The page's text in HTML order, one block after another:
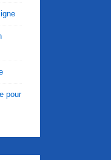
pour